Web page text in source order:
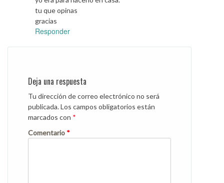
tu que opinas
gracias
Responder
Deja una respuesta
Tu dirección de correo electrónico no será
publicada.Los campos obligatorios están
marcados con *
Comentario *